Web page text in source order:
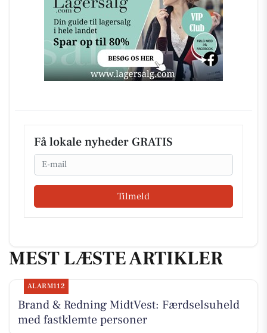
Få lokale nyheder GRATIS
Email
Tilmeld
MEST LÆSTE ARTIKLER
ALARM112
Brand & Redning MidtVest: Færdselsuheld
med fastklemte personer